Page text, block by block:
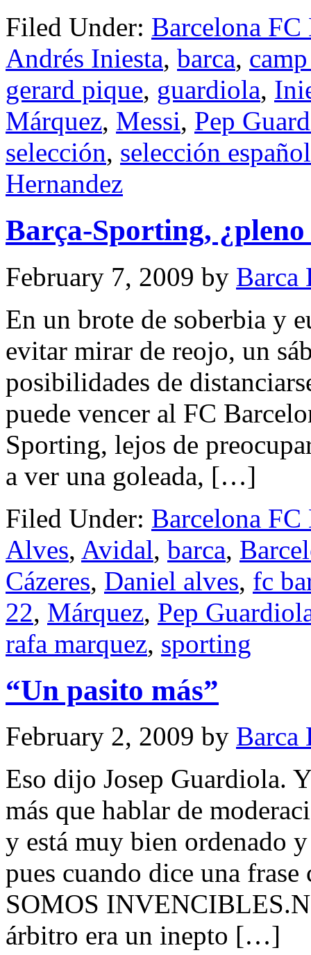
Filed Under: Barcelona FC
Andrés Iniesta, barca,
gerard pique, guardiola,
Márquez, Messi, Pep
selección, selección
Hernandez
Barça-Sporting,
February 7, 2009 by Barca
En un brote de soberbia y
evitar mirar de reojo, un
posibilidades de
puede vencer al FC
Sporting, lejos de
a ver una goleada, […]
Filed Under: Barcelona FC
Alves, Avidal, barca,
Cázeres, Daniel alves, fc
22, Márquez, Pep
rafa marquez, sporting
“Un pasito más”
February 2, 2009 by Barca
Eso dijo Josep Guardiola.
más que hablar de
y está muy bien ordenado
pues cuando dice una
SOMOS
árbitro era un inepto […]